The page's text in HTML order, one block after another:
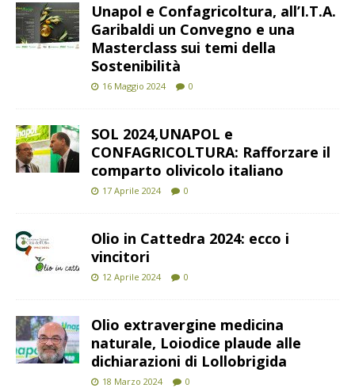
Unapol e Confagricoltura, all’I.T.A.
Garibaldi un Convegno e una
Masterclass sui temi della
Sostenibilità
16 Maggio 2024 0
SOL 2024,UNAPOL e
CONFAGRICOLTURA: Rafforzare il
comparto olivicolo italiano
17 Aprile 2024 0
Olio in Cattedra 2024: ecco i
vincitori
12 Aprile 2024 0
Olio extravergine medicina
naturale, Loiodice plaude alle
dichiarazioni di Lollobrigida
18 Marzo 2024 0